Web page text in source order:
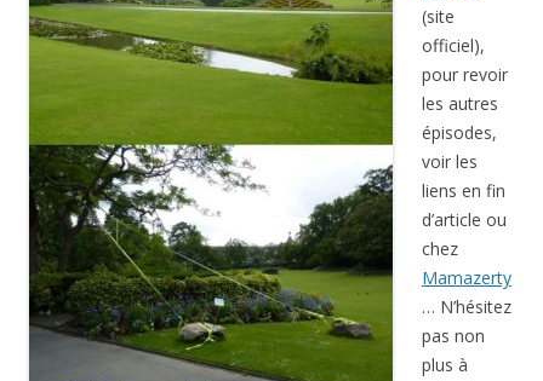
(site
officiel),
pour revoir
les autres
épisodes,
voir les
liens en fin
d’article ou
chez
Mamazerty
… N’hésitez
pas non
plus à